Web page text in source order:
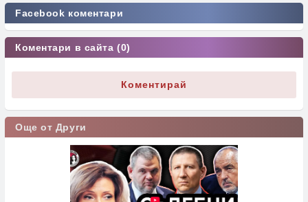
Facebook коментари
Коментари в сайта (0)
Коментирай
Още от Други